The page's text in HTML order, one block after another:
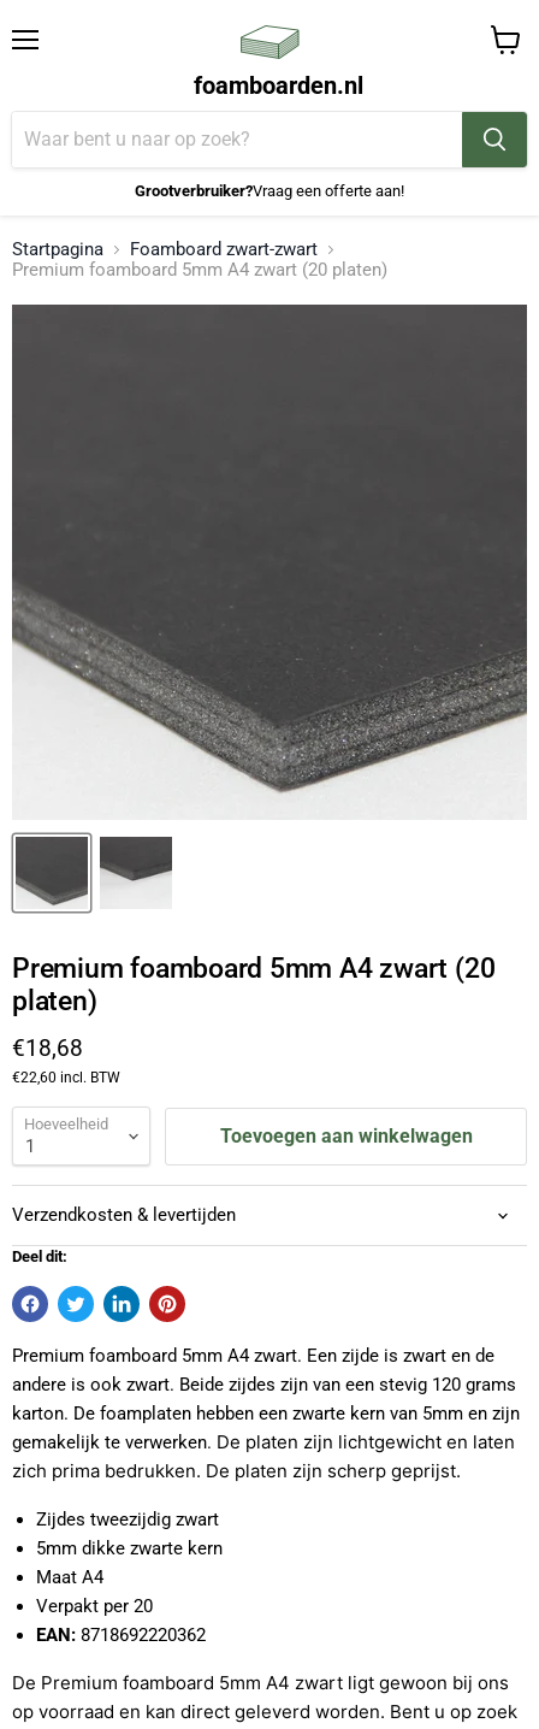
foamboarden.nl
Grootverbruiker?Vraag een offerte aan!
Startpagina
Foamboard zwart-zwart
Premium foamboard 5mm A4 zwart (20 platen)
Premium foamboard 5mm A4 zwart (20
platen)
Huidige prijs
€18,68
€22,60 incl. BTW
Hoeveelheid Toevoegen aan winkelwagen
Verzendkosten & levertijden
Deel dit:
Premium foamboard 5mm A4 zwart. Een zijde is zwart en de
andere is ook zwart. Beide zijdes zijn van een stevig 120 grams
karton. De foamplaten hebben een zwarte kern van 5mm en zijn
gemakelijk te verwerken. De platen zijn lichtgewicht en laten
zich prima bedrukken. De platen zijn scherp geprijst.
Zijdes tweezijdig zwart
5mm dikke zwarte kern
Maat A4
Verpakt per 20
EAN: 8718692220362
De Premium foamboard 5mm A4 zwart ligt gewoon bij ons
op voorraad en kan direct geleverd worden. Bent u op zoek